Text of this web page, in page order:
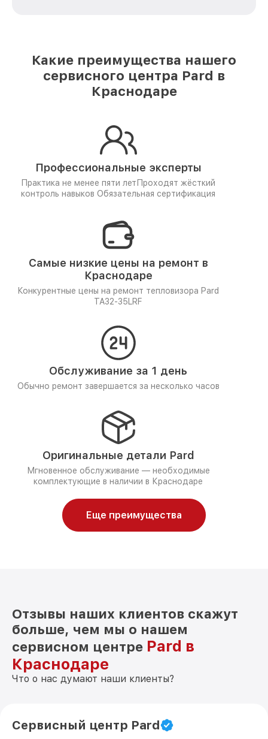
Какие преимущества нашего
сервисного центра Pard в
Краснодаре
Профессиональные эксперты
Практика не менее пяти лет Проходят жёсткий
контроль навыков Обязательная сертификация
Самые низкие цены на ремонт в
Краснодаре
Конкурентные цены на ремонт тепловизора Pard
TA32-35LRF
Обслуживание за 1 день
Обычно ремонт завершается за несколько часов
Оригинальные детали Pard
Мгновенное обслуживание — необходимые
комплектующие в наличии в Краснодаре
Еще преимущества
Отзывы наших клиентов скажут
больше, чем мы о нашем
сервисном центре Pard в
Краснодаре
Что о нас думают наши клиенты?
Сервисный центр Pard